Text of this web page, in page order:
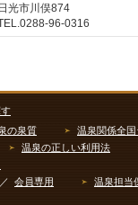
日光市川俣874
96-0316
の泉質
温泉関係全
温泉の正しい利用法
／ 会員専用
温泉担当